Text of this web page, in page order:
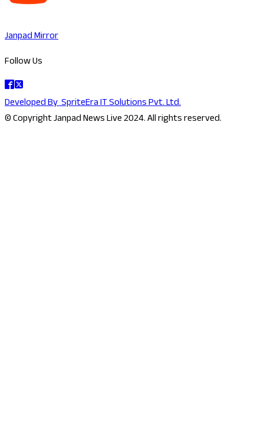
Janpad Mirror
Follow Us
Developed BySpriteEra IT Solutions Pvt. Ltd.
© Copyright Janpad News Live 2024. All rights reserved.